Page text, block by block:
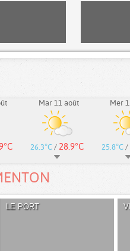
Mar 11 août
26.3°C / 28.9°C
Mer
25.8°C /
LE PORT